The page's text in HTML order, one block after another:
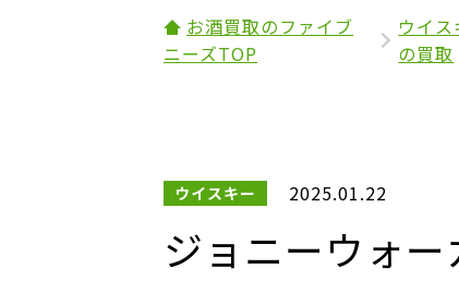
お酒買取のファイブ
ニーズTOP
ウイス
の買取
ウイスキー 2025.01.22
ジョニーウォ